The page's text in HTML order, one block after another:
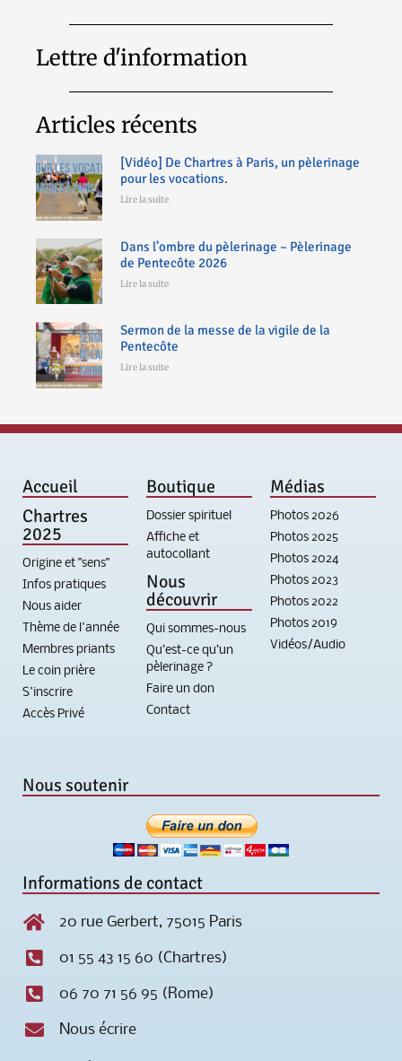
Lettre d'information
Articles récents
[Vidéo] De Chartres à Paris, un pèlerinage
pour les vocations.
Lire la suite
Dans l’ombre du pèlerinage – Pèlerinage
de Pentecôte 2026
Lire la suite
Sermon de la messe de la vigile de la
Pentecôte
Lire la suite
Accueil
Chartres
2025
Origine et "sens"
Infos pratiques
Nous aider
Thème de l'année
Membres priants
Le coin prière
S'inscrire
Accès Privé
Boutique
Dossier spirituel
Affiche et
autocollant
Nous
découvrir
Qui sommes-nous
Qu’est-ce qu’un
pèlerinage ?
Faire un don
Contact
Médias
Photos 2026
Photos 2025
Photos 2024
Photos 2023
Photos 2022
Photos 2019
Vidéos/Audio
Nous soutenir
Informations de contact
20 rue Gerbert, 75015 Paris
01 55 43 15 60 (Chartres)
06 70 71 56 95 (Rome)
Nous écrire